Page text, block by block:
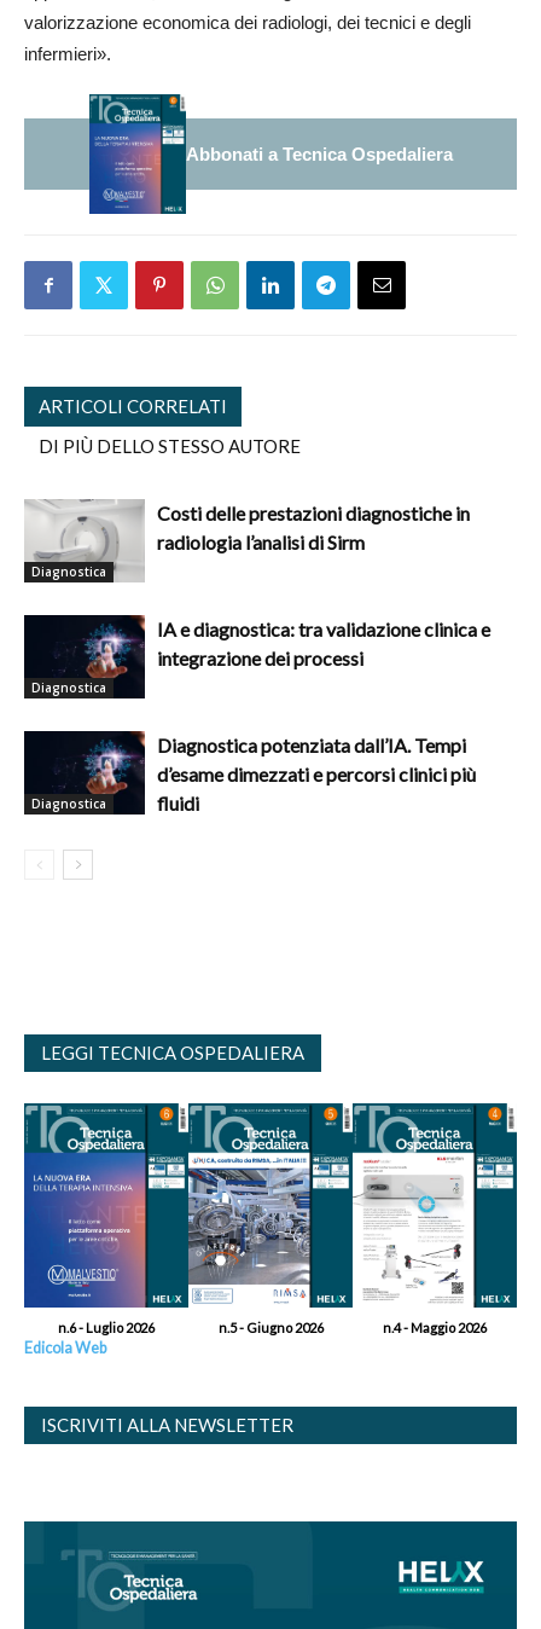
valorizzazione economica dei radiologi, dei tecnici e degli
infermieri».
Abbonati a Tecnica Ospedaliera
ARTICOLI CORRELATI
DI PIÙ DELLO STESSO AUTORE
Diagnostica
Costi delle prestazioni diagnostiche in
radiologia l’analisi di Sirm
Diagnostica
IA e diagnostica: tra validazione clinica e
integrazione dei processi
Diagnostica
Diagnostica potenziata dall’IA. Tempi
d’esame dimezzati e percorsi clinici più
fluidi
LEGGI TECNICA OSPEDALIERA
n.6 - Luglio 2026 n.5 - Giugno 2026 n.4 - Maggio 2026
Edicola Web
ISCRIVITI ALLA NEWSLETTER